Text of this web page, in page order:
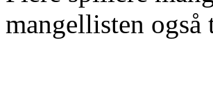
mangellisten